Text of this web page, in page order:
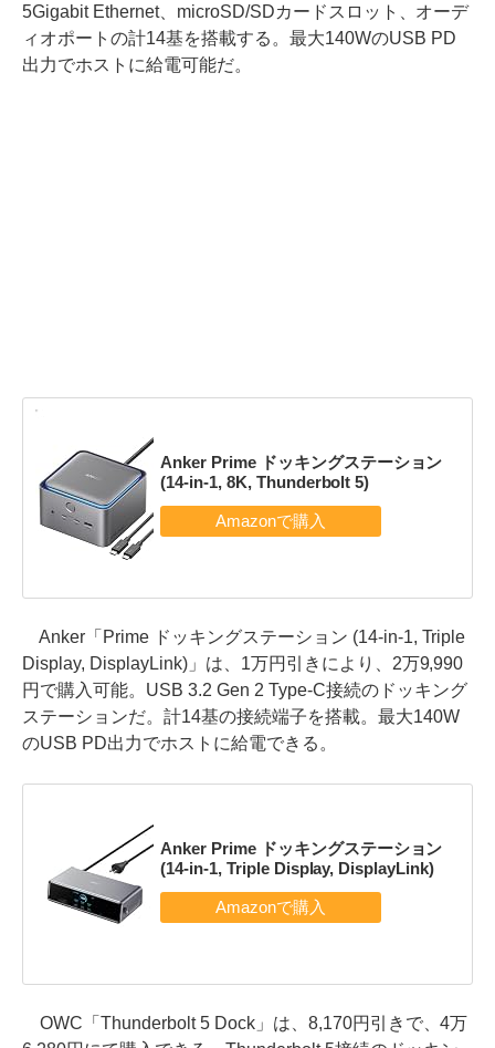
5Gigabit Ethernet、microSD/SDカードスロット、オーデ
ィオポートの計14基を搭載する。最大140WのUSB PD
出力でホストに給電可能だ。
Anker Prime ドッキングステーション
(14-in-1, 8K, Thunderbolt 5)
Anker「Prime ドッキングステーション (14-in-1, Triple
Display, DisplayLink)」は、1万円引きにより、2万9,990
円で購入可能。USB 3.2 Gen 2 Type-C接続のドッキング
ステーションだ。計14基の接続端子を搭載。最大140W
のUSB PD出力でホストに給電できる。
Anker Prime ドッキングステーション
(14-in-1, Triple Display, DisplayLink)
OWC「Thunderbolt 5 Dock」は、8,170円引きで、4万